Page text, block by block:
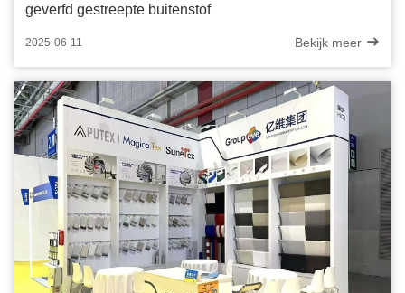
geverfd gestreepte buitenstof
2025-06-11 Bekijk meer